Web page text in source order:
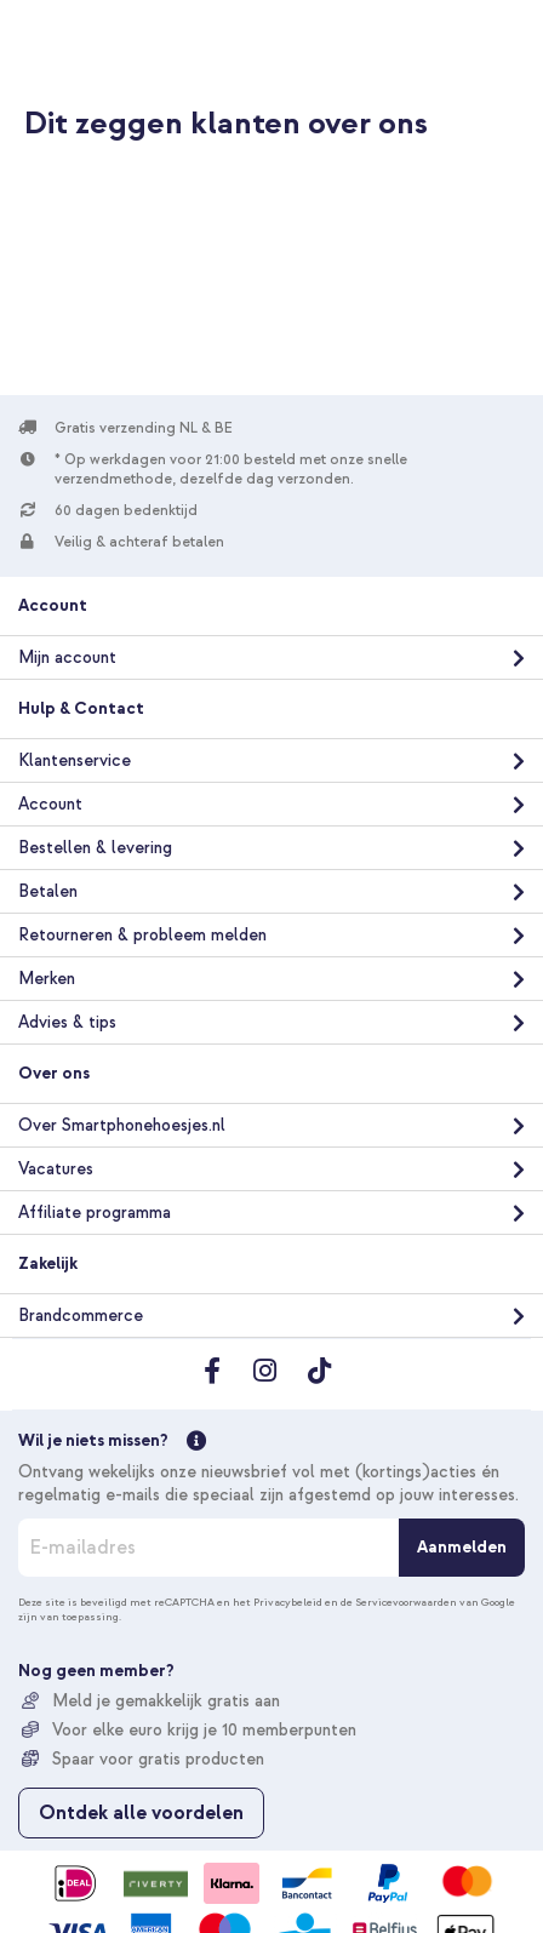
Dit zeggen klanten over ons
Gratis verzending NL & BE
* Op werkdagen voor 21:00 besteld met onze snelle
verzendmethode, dezelfde dag verzonden.
60 dagen bedenktijd
Veilig & achteraf betalen
Account
Mijn account
Hulp & Contact
Klantenservice
Account
Bestellen & levering
Betalen
Retourneren & probleem melden
Merken
Advies & tips
Over ons
Over Smartphonehoesjes.nl
Vacatures
Affiliate programma
Zakelijk
Brandcommerce
Wil je niets missen?
Ontvang wekelijks onze nieuwsbrief vol met (kortings)acties én
regelmatig e-mails die speciaal zijn afgestemd op jouw interesses.
n
n
e
u
o
p
z
Aanmelden
Deze site is beveiligd met reCAPTCHA en het Privacybeleid en de Servicevoorwaarden van Google
zijn van toepassing.
Nog geen member?
Meld je gemakkelijk gratis aan
Voor elke euro krijg je 10 memberpunten
Spaar voor gratis producten
Ontdek alle voordelen